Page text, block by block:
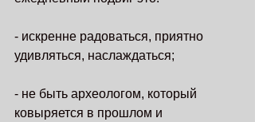
- искренне радоваться, приятно
удивляться, наслаждаться;
- не быть археологом, который
ковыряется в прошлом и